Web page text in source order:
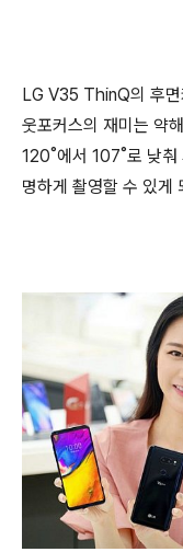
LG V35 ThinQ의 후
웃포커스의 재미는 약
120˚에서 107˚로 낮춰
명하게 촬영할 수 있게